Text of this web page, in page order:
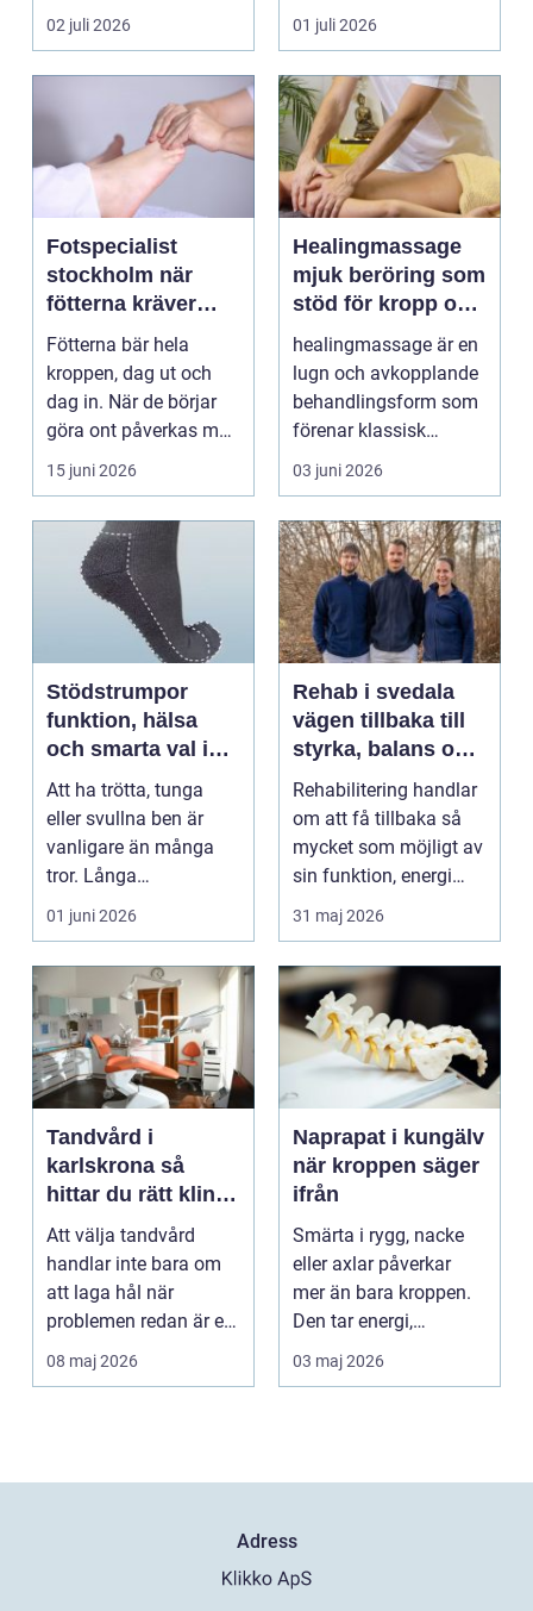
muskler och
nervsyste...
02 juli 2026
Andra har ...
01 juli 2026
Fotspecialist
stockholm när
fötterna kräver
mer än vanliga
sulor
Fötterna bär hela
kroppen, dag ut och
dag in. När de börjar
göra ont påverkas mer
15 juni 2026
Healingmassage
mjuk beröring som
stöd för kropp och
själ
healingmassage är en
lugn och avkopplande
behandlingsform som
förenar klassisk
massage med
energibas...
03 juni 2026
Stödstrumpor
funktion, hälsa
och smarta val i
vardagen
Att ha trötta, tunga
eller svullna ben är
vanligare än många
tror. Långa
arbetsdagar på hårda
golv, ...
01 juni 2026
Rehab i svedala
vägen tillbaka till
styrka, balans och
vardag
Rehabilitering handlar
om att få tillbaka så
mycket som möjligt av
sin funktion, energi
och trygghet...
31 maj 2026
Tandvård i
karlskrona så
hittar du rätt klinik
för långsiktig
munhälsa
Att välja tandvård
handlar inte bara om
att laga hål när
problemen redan är ett
faktum. Det handlar ...
08 maj 2026
Naprapat i kungälv
när kroppen säger
ifrån
Smärta i rygg, nacke
eller axlar påverkar
mer än bara kroppen.
Den tar energi,
koncentration och
03 maj 2026
Adress